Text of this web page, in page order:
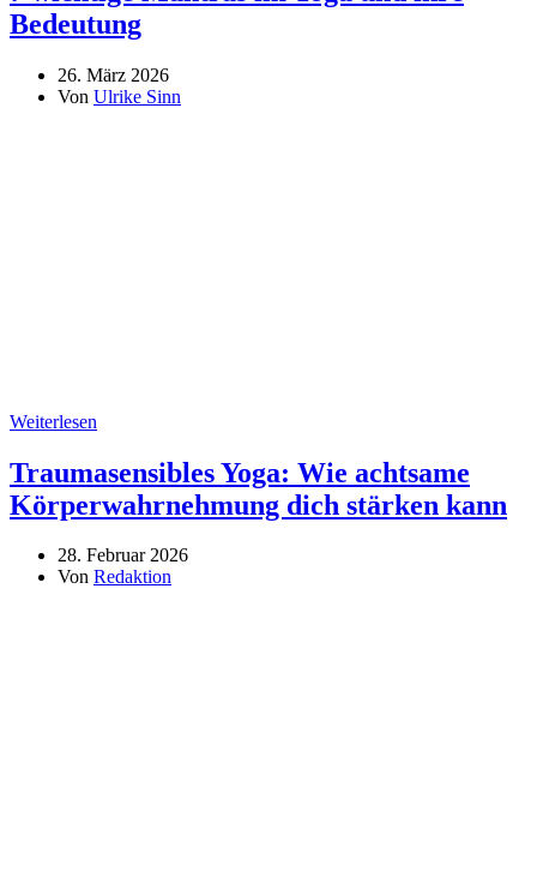
Bedeutung
26. März 2026
Von Ulrike Sinn
Weiterlesen
Traumasensibles Yoga: Wie achtsame
Körperwahrnehmung dich stärken kann
28. Februar 2026
Von Redaktion